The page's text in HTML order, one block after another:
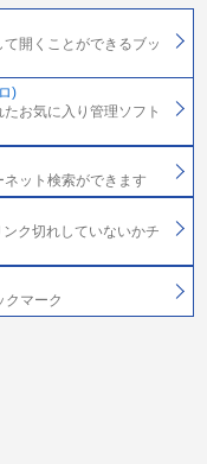
開くことができるブッ
)
お気に入り管理ソフト
ット検索ができます
ク切れしていないかチ
クマーク